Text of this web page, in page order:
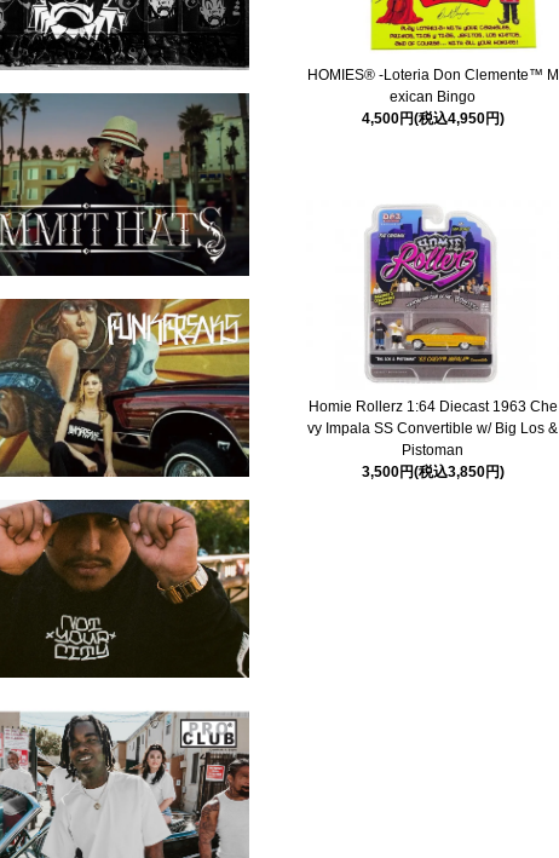
HOMIES® -Loteria Don Clemente™ M
exican Bingo
4,500円(税込4,950円)
Homie Rollerz 1:64 Diecast 1963 Che
vy Impala SS Convertible w/ Big Los &
Pistoman
3,500円(税込3,850円)